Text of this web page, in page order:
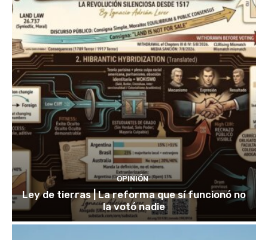
OPINIÓN
Ley de tierras | La reforma que sí funcionó no
la votó nadie